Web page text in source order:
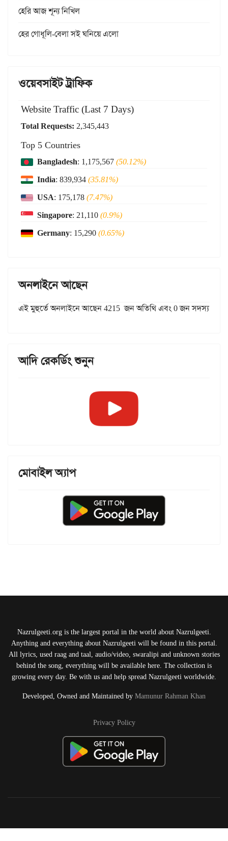
হেরি আজ শূন্য নিখিল
হের গোধূলি-বেলা সই ঘনিয়ে এলো
ওয়েবসাইট ট্রাফিক
Website Traffic (Last 7 Days)
Total Requests: 2,345,443
Top 5 Countries
Bangladesh: 1,175,567(50.12%)
India: 839,934(35.81%)
USA: 175,178(7.47%)
Singapore: 21,110(0.9%)
Germany: 15,290(0.65%)
অনলাইনে আছেন
এই মুহুর্তে অনলাইনে আছেন 4215 জন অতিথি এবং 0 জন সদস্য
আদি রেকর্ডিং শুনুন
মোবাইল অ্যাপ
Nazrulgeeti.org is the largest portal in the world about Nazrulgeeti.
Anything and everything about Nazrulgeeti will be found in this portal.
All lyrics, used raag and taal, audio/video, swaralipi and unknown stories
behind the song, everything will be available here. The collection is
growing every day. Be with us and help spread Nazrulgeeti worldwide.
Developed, Owned and Maintained by Mamunur Rahman Khan
Privacy Policy